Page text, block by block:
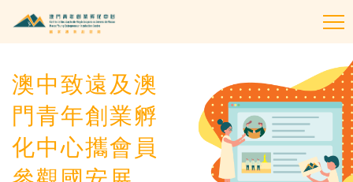
澳中致遠及澳
門青年創業孵
化中心攜會員